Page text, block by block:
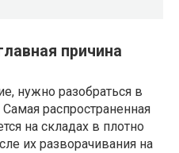
причина
нужно разобраться в
распространенная
на складах в плотно
их разворачивания на